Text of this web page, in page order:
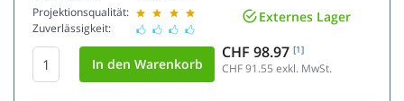
Projektionsqualität:
Zuverlässigkeit:
Externes Lager
CHF 98.97 [1]
CHF 91.55 exkl. MwSt.